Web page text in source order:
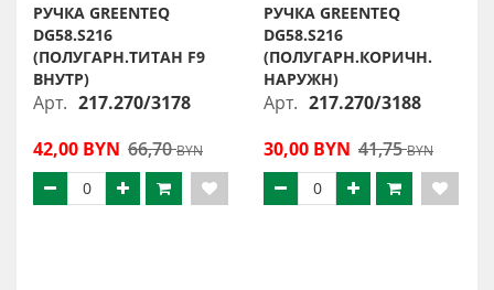
РУЧКА GREENTEQ
DG58.S216
(ПОЛУГАРН.ТИТАН F9
ВНУТР)
Арт. 217.270/3178
42,00 BYN 66,70BYN
РУЧКА GREENTEQ
DG58.S216
(ПОЛУГАРН.КОРИЧН.
НАРУЖН)
Арт. 217.270/3188
30,00 BYN 41,75BYN